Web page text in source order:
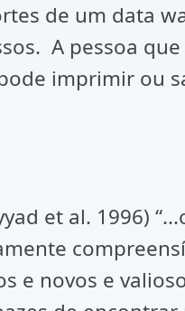
de um data
A pessoa
imprimir ou
et al. 1996)
e novos e